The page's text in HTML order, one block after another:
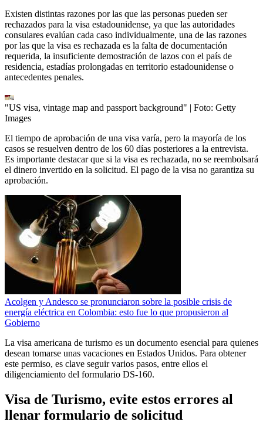
Existen distintas razones por las que las personas pueden ser
rechazados para la visa estadounidense, ya que las autoridades
consulares evalúan cada caso individualmente, una de las razones
por las que la visa es rechazada es la falta de documentación
requerida, la insuficiente demostración de lazos con el país de
residencia, estadías prolongadas en territorio estadounidense o
antecedentes penales.
"US visa, vintage map and passport background" | Foto: Getty
Images
El tiempo de aprobación de una visa varía, pero la mayoría de los
casos se resuelven dentro de los 60 días posteriores a la entrevista.
Es importante destacar que si la visa es rechazada, no se reembolsará
el dinero invertido en la solicitud. El pago de la visa no garantiza su
aprobación.
Acolgen y Andesco se pronunciaron sobre la posible crisis de
energía eléctrica en Colombia: esto fue lo que propusieron al
Gobierno
La visa americana de turismo es un documento esencial para quienes
desean tomarse unas vacaciones en Estados Unidos. Para obtener
este permiso, es clave seguir varios pasos, entre ellos el
diligenciamiento del formulario DS-160.
Visa de Turismo, evite estos errores al
llenar formulario de solicitud